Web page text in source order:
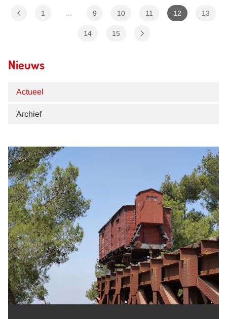
1 … 9 10 11 12 13
14 15
Nieuws
Actueel
Archief